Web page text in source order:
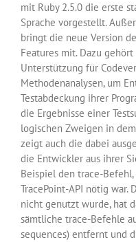
mit Ruby 2.5.0 die erste
Sprache vorgestellt.
bringt die neue Version
Features mit. Dazu
Unterstützung für
Methodenanalysen, um
Testabdeckung ihrer
die Ergebnisse einer
logischen Zweigen in
zeigt auch die dabei
die Entwickler aus ihrer
Beispiel den trace-
TracePoint-API nötig war.
nicht genutzt wurde, hat
sämtliche trace-Befehle
sequences) entfernt und